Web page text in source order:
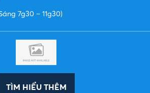
7g30 – 11g30)
TÌM HIỂU THÊM